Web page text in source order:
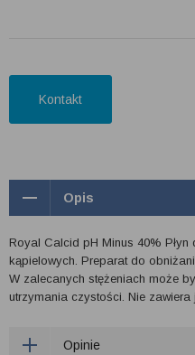
Kontakt
Opis
Royal Calcid pH Minus 40%
kąpielowych. Preparat do
W zalecanych stężeniach może
utrzymania czystości. Nie zawiera
Opinie